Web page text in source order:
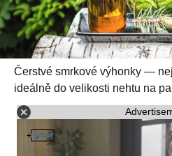
Čerstvé smrkové výhonky —
ideálně do velikosti nehtu na